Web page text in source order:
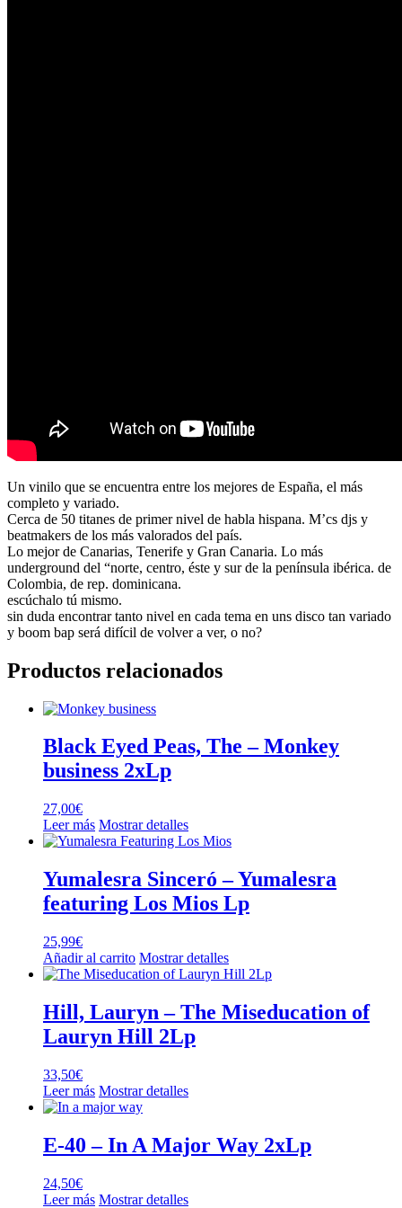
Un vinilo que se encuentra entre los mejores de España, el más
completo y variado.
Cerca de 50 titanes de primer nivel de habla hispana. M’cs djs y
beatmakers de los más valorados del país.
Lo mejor de Canarias, Tenerife y Gran Canaria. Lo más
underground del “norte, centro, éste y sur de la península ibérica. de
Colombia, de rep. dominicana.
escúchalo tú mismo.
sin duda encontrar tanto nivel en cada tema en uns disco tan variado
y boom bap será difícil de volver a ver, o no?
Productos relacionados
Black Eyed Peas, The – Monkey
business 2xLp
27,00€
Leer más Mostrar detalles
Yumalesra Sinceró – Yumalesra
featuring Los Mios Lp
25,99€
Añadir al carrito Mostrar detalles
Hill, Lauryn – The Miseducation of
Lauryn Hill 2Lp
33,50€
Leer más Mostrar detalles
E-40 – In A Major Way 2xLp
24,50€
Leer más Mostrar detalles